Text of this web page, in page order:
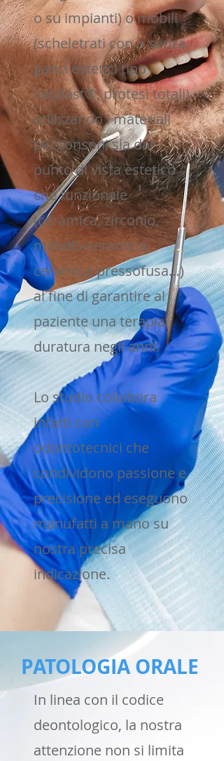
o su impianti) o mobili
(scheletrati con o senza
ganci estetici tipo
Valplast®, protesi totali)
utilizzando i materiali
più consoni sia dal
punto di vista estetico
che funzionale
(ceramica, zirconio,
metallo-ceramica,
ceramica pressofusa…)
al fine di garantire al
paziente una terapia
duratura negli anni.
Lo studio collabora
infatti con
odontotecnici che
condividono passione e
precisione ed eseguono
manufatti a mano su
nostra precisa
indicazione.
PATOLOGIA ORALE
In linea con il codice
deontologico, la nostra
attenzione non si limita